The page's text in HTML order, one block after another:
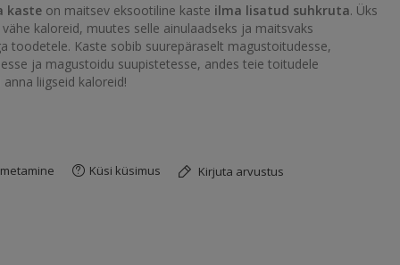
kaste on maitsev eksootiline kaste ilma lisatud suhkruta. Üks
kaloreid, muutes selle ainulaadseks ja maitsvaks
toodetele. Kaste sobib suurepäraselt magustoitudesse,
ja magustoidu suupistetesse, andes teie toitudele
liigseid kaloreid!
Küsi küsimus Kirjuta arvustus